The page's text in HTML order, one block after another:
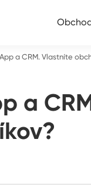
a CRM. Vlastníte
a